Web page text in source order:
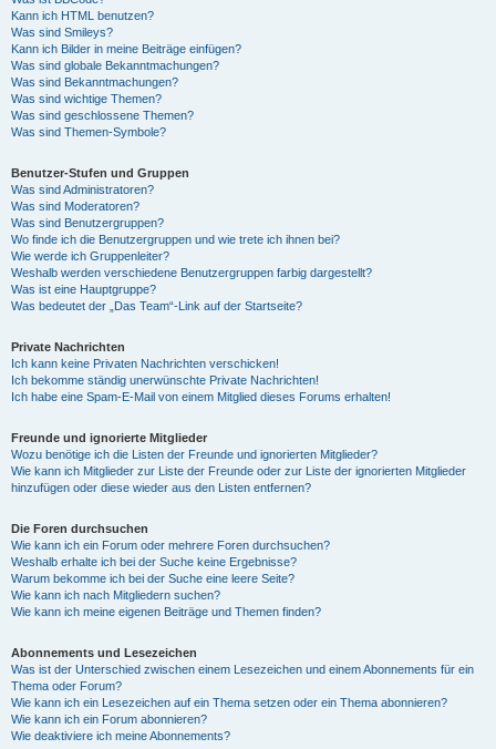
Kann ich HTML benutzen?
Was sind Smileys?
Kann ich Bilder in meine Beiträge einfügen?
Was sind globale Bekanntmachungen?
Was sind Bekanntmachungen?
Was sind wichtige Themen?
Was sind geschlossene Themen?
Was sind Themen-Symbole?
Benutzer-Stufen und Gruppen
Was sind Administratoren?
Was sind Moderatoren?
Was sind Benutzergruppen?
Wo finde ich die Benutzergruppen und wie trete ich ihnen bei?
Wie werde ich Gruppenleiter?
Weshalb werden verschiedene Benutzergruppen farbig dargestellt?
Was ist eine Hauptgruppe?
Was bedeutet der „Das Team“-Link auf der Startseite?
Private Nachrichten
Ich kann keine Privaten Nachrichten verschicken!
Ich bekomme ständig unerwünschte Private Nachrichten!
Ich habe eine Spam-E-Mail von einem Mitglied dieses Forums erhalten!
Freunde und ignorierte Mitglieder
Wozu benötige ich die Listen der Freunde und ignorierten Mitglieder?
Wie kann ich Mitglieder zur Liste der Freunde oder zur Liste der ignorierten Mitglieder
hinzufügen oder diese wieder aus den Listen entfernen?
Die Foren durchsuchen
Wie kann ich ein Forum oder mehrere Foren durchsuchen?
Weshalb erhalte ich bei der Suche keine Ergebnisse?
Warum bekomme ich bei der Suche eine leere Seite?
Wie kann ich nach Mitgliedern suchen?
Wie kann ich meine eigenen Beiträge und Themen finden?
Abonnements und Lesezeichen
Was ist der Unterschied zwischen einem Lesezeichen und einem Abonnements für ein
Thema oder Forum?
Wie kann ich ein Lesezeichen auf ein Thema setzen oder ein Thema abonnieren?
Wie kann ich ein Forum abonnieren?
Wie deaktiviere ich meine Abonnements?